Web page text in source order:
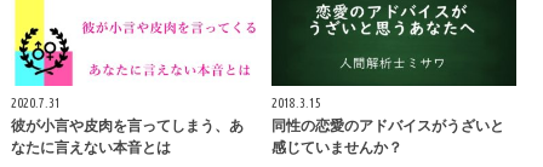
2020.7.31
彼が小言や皮肉を言ってしまう、あ
なたに言えない本音とは
2018.3.15
同性の恋愛のアドバイスがうざいと
感じていませんか？